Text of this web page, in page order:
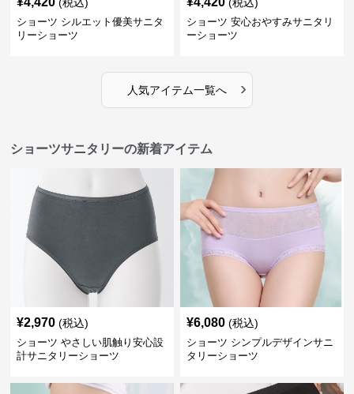
(税込)
ショーツ シルエット優美サニタ
リーショーツ
(税込)
ショーツ 安心おやすみサニタリ
ーショーツ
人気アイテム一覧へ ›
ショーツサニタリーの新着アイテム
¥2,970 (税込)
ショーツ やさしい肌触り安心設
計サニタリーショーツ
¥6,080 (税込)
ショーツ シンプルデザインサニ
タリーショーツ